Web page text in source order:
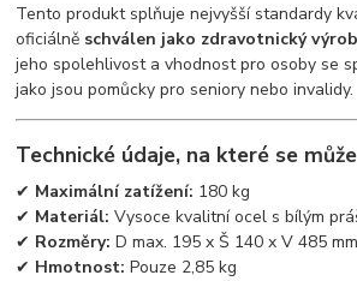
Tento produkt splňuje nejvyšší standardy
oficiálně schválen jako zdravotnický
jeho spolehlivost a vhodnost pro osoby se
jako jsou pomůcky pro seniory nebo invalidy.
Technické údaje, na které se
✔ Maximální zatížení: 180 kg
✔ Materiál: Vysoce kvalitní ocel s bílým
✔ Rozměry: D max. 195 x Š 140 x V 485 mm
✔ Hmotnost: Pouze 2,85 kg